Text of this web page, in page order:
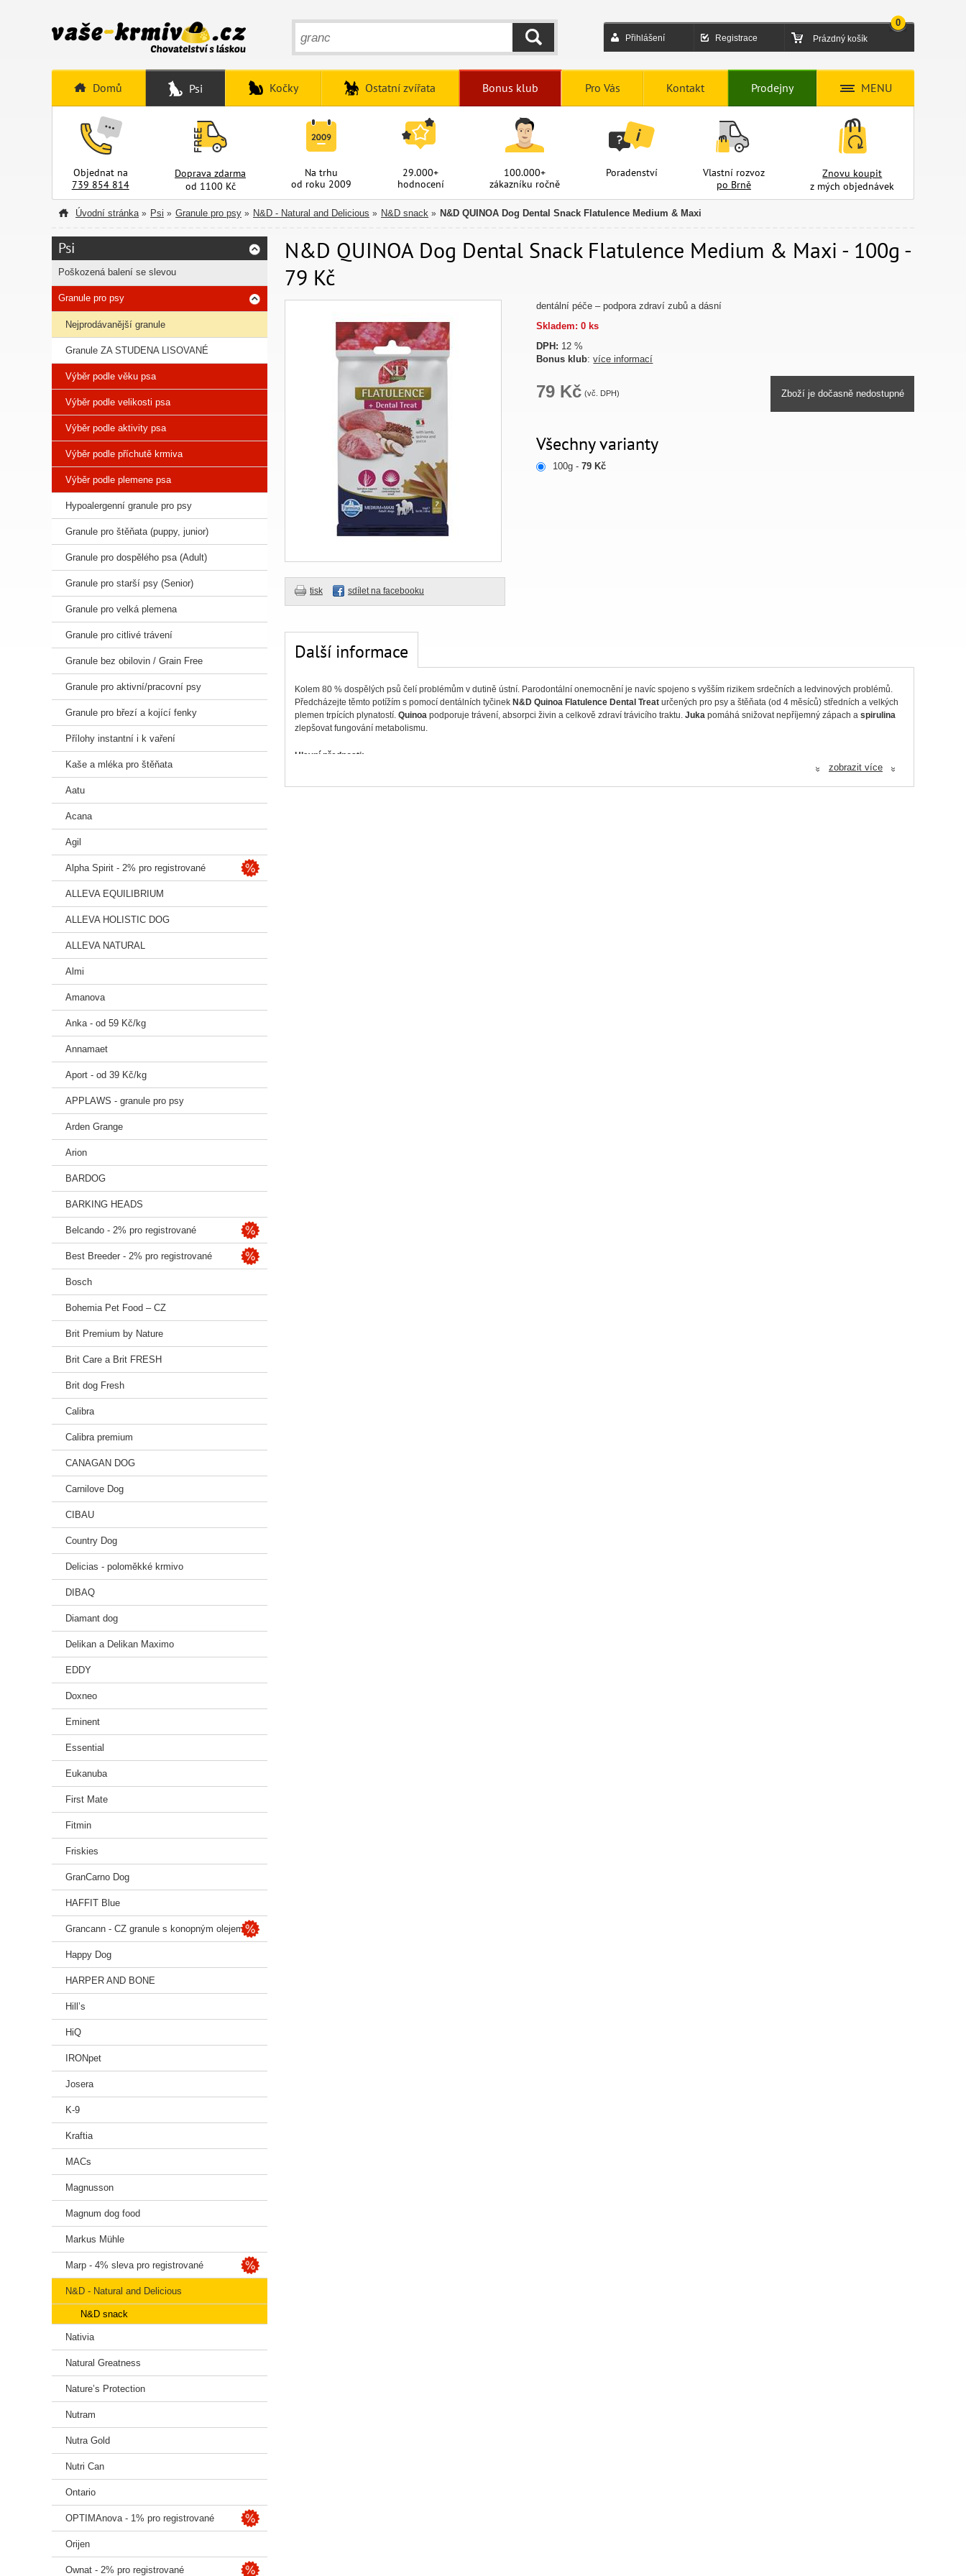
Přihlášení Registrace Prázdný košík
0
HLEDAT
Domů Psi Kočky Ostatní zvířata Bonus klub Pro Vás Kontakt Prodejny MENU
Objednat na
739 854 814
Doprava zdarma
od 1100 Kč
Na trhu
od roku 2009
29.000+
hodnocení
100.000+
zákazníku ročně
Poradenství
Vlastní rozvoz
po Brně
Znovu koupit
z mých objednávek
Úvodní stránka » Psi » Granule pro psy » N&D - Natural and Delicious » N&D snack » N&D QUINOA Dog Dental Snack Flatulence Medium & Maxi
N&D QUINOA Dog Dental Snack Flatulence Medium & Maxi - 100g -
79 Kč
tisk sdílet na facebooku
dentální péče – podpora zdraví zubů a dásní
Skladem: 0 ks
DPH: 12 %
Bonus klub:více informací
79 Kč (vč. DPH) Zboží je dočasně nedostupné
Všechny varianty
100g -79 Kč
Další informace
Kolem 80 % dospělých psů čelí problémům v dutině ústní. Parodontální onemocnění je navíc spojeno s vyšším rizikem srdečních a ledvinových problémů.
Předcházejte těmto potížím s pomocí dentálních tyčinek N&D Quinoa Flatulence Dental Treat určených pro psy a štěňata (od 4 měsíců) středních a velkých
plemen trpících plynatostí. Quinoa podporuje trávení, absorpci živin a celkově zdraví trávicího traktu. Juka pomáhá snižovat nepříjemný zápach a spirulina
zlepšovat fungování metabolismu.
Hlavní přednosti:
« zobrazit více «
Psi
Poškozená balení se slevou
Granule pro psy
Nejprodávanější granule
Granule ZA STUDENA LISOVANÉ
Výběr podle věku psa
Výběr podle velikosti psa
Výběr podle aktivity psa
Výběr podle příchutě krmiva
Výběr podle plemene psa
Hypoalergenní granule pro psy
Granule pro štěňata (puppy, junior)
Granule pro dospělého psa (Adult)
Granule pro starší psy (Senior)
Granule pro velká plemena
Granule pro citlivé trávení
Granule bez obilovin / Grain Free
Granule pro aktivní/pracovní psy
Granule pro březí a kojící fenky
Přílohy instantní i k vaření
Kaše a mléka pro štěňata
Aatu
Acana
Agil
Alpha Spirit - 2% pro registrované
ALLEVA EQUILIBRIUM
ALLEVA HOLISTIC DOG
ALLEVA NATURAL
Almi
Amanova
Anka - od 59 Kč/kg
Annamaet
Aport - od 39 Kč/kg
APPLAWS - granule pro psy
Arden Grange
Arion
BARDOG
BARKING HEADS
Belcando - 2% pro registrované
Best Breeder - 2% pro registrované
Bosch
Bohemia Pet Food – CZ
Brit Premium by Nature
Brit Care a Brit FRESH
Brit dog Fresh
Calibra
Calibra premium
CANAGAN DOG
Carnilove Dog
CIBAU
Country Dog
Delicias - poloměkké krmivo
DIBAQ
Diamant dog
Delikan a Delikan Maximo
EDDY
Doxneo
Eminent
Essential
Eukanuba
First Mate
Fitmin
Friskies
GranCarno Dog
HAFFIT Blue
Grancann - CZ granule s konopným olejem
Happy Dog
HARPER AND BONE
Hill’s
HiQ
IRONpet
Josera
K-9
Kraftia
MACs
Magnusson
Magnum dog food
Markus Mühle
Marp - 4% sleva pro registrované
N&D - Natural and Delicious
N&D snack
Nativia
Natural Greatness
Nature’s Protection
Nutram
Nutra Gold
Nutri Can
Ontario
OPTIMAnova - 1% pro registrované
Orijen
Ownat - 2% pro registrované